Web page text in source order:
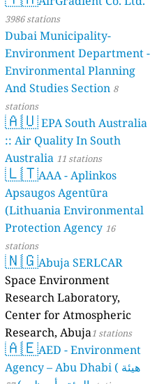
3986 stations
Dubai Municipality-
Environment Department -
Environmental Planning
And Studies Section 8
stations
🇦🇺EPA South Australia
:: Air Quality In South
Australia 11 stations
🇱🇹AAA - Aplinkos
Apsaugos Agentūra
(Lithuania Environmental
Protection Agency 16
stations
🇳🇬Abuja SERLCAR
Space Environment
Research Laboratory,
Center for Atmospheric
Research, Abuja1 stations
🇦🇪AED - Environment
Agency – Abu Dhabi ( هيئة